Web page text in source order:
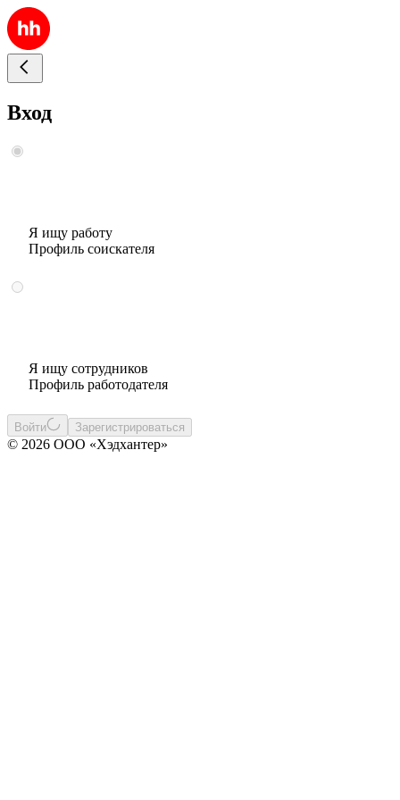
Вход
Я ищу работу
Профиль соискателя
Я ищу сотрудников
Профиль работодателя
Войти Зарегистрироваться
© 2026 ООО «Хэдхантер»